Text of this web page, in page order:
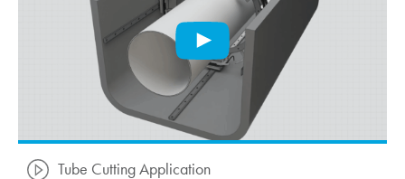
Tube Cutting Application